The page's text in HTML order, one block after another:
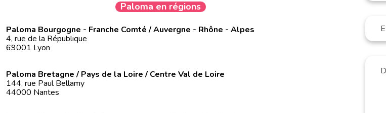
Paloma en régions
Paloma Bourgogne - Franche Comté / Auvergne - Rhône - Alpes
4, rue de la République
69001 Lyon
Paloma Bretagne / Pays de la Loire / Centre Val de Loire
144, rue Paul Bellamy
44000 Nantes